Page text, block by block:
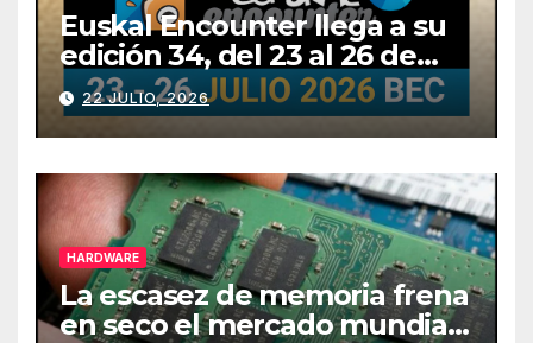
Euskal Encounter llega a su
edición 34, del 23 al 26 de
julio
22 JULIO, 2026
HARDWARE
La escasez de memoria frena
en seco el mercado mundial